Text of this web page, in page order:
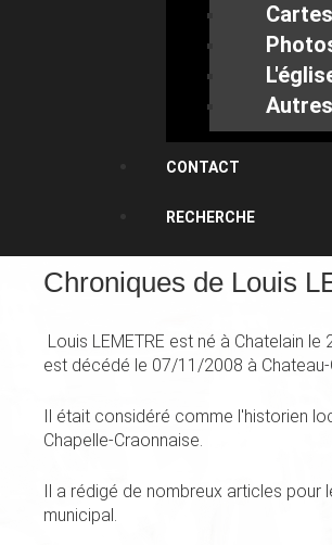
Autres
CONTACT
RECHERCHE
Chroniques de Louis
Louis LEMETRE est né à Chatelain
est décédé le 07/11/2008 à Chateau-
Il était considéré comme l'historien
Chapelle-Craonnaise.
Il a rédigé de nombreux articles pour
municipal.